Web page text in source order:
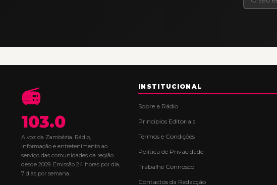
📻
103.0
A voz da Zambézia. Rádio,
informação e entretenimento ao
serviço das comunidades da região
desde 2009. Emissão 24 horas por dia,
7 dias por semana.
INSTITUCIONAL
Sobre a Rádio
Princípios Editoriais
Termos e Condições
Política de Privacidade
Trabalhe Connosco
Contactos da Redacção